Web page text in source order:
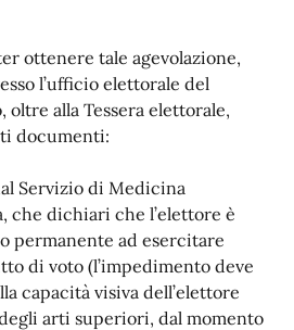
ottenere tale agevolazione,
l’ufficio elettorale del
oltre alla Tessera elettorale,
documenti:
Servizio di Medicina
che dichiari che l’elettore è
permanente ad esercitare
di voto (l’impedimento deve
capacità visiva dell’elettore
arti superiori, dal momento